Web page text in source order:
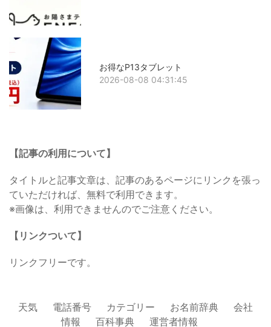
お得なP13タブレット
2026-08-08 04:31:45
【記事の利用について】
タイトルと記事文章は、記事のあるページにリンクを張っ
ていただければ、無料で利用できます。
※画像は、利用できませんのでご注意ください。
【リンクついて】
リンクフリーです。
天気 電話番号 カテゴリー お名前辞典
会社
情報
百科事典 運営者情報